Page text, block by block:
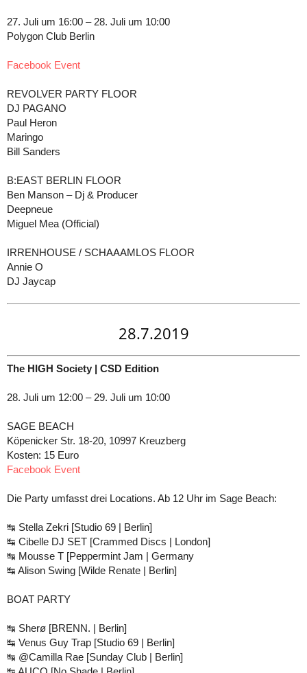
27. Juli um 16:00 – 28. Juli um 10:00
Polygon Club Berlin
Facebook Event
REVOLVER PARTY FLOOR
DJ PAGANO
Paul Heron
Maringo
Bill Sanders
B:EAST BERLIN FLOOR
Ben Manson – Dj & Producer
Deepneue
Miguel Mea (Official)
IRRENHOUSE / SCHAAAMLOS FLOOR
Annie O
DJ Jaycap
28.7.2019
The HIGH Society | CSD Edition
28. Juli um 12:00 – 29. Juli um 10:00
SAGE BEACH
Köpenicker Str. 18-20, 10997 Kreuzberg
Kosten: 15 Euro
Facebook Event
Die Party umfasst drei Locations. Ab 12 Uhr im Sage Beach:
↹ Stella Zekri [Studio 69 | Berlin]
↹ Cibelle DJ SET [Crammed Discs | London]
↹ Mousse T [Peppermint Jam | Germany
↹ Alison Swing [Wilde Renate | Berlin]
BOAT PARTY
↹ Sherø [BRENN. | Berlin]
↹ Venus Guy Trap [Studio 69 | Berlin]
↹ @Camilla Rae [Sunday Club | Berlin]